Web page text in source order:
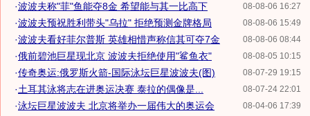
08-08-06 16:27
·波波夫称"菲"鱼能夺8金 希望能与其一比高下
08-08-06 15:49
·波波夫预祝胜利带头"乌拉" 拒绝预测金牌格局
08-08-06 08:44
·波波夫看好菲尔普斯 英雄相惜声称信其可夺7金
08-08-05 10:15
·俄前碧池巨星现北京 波波夫拒绝使用"鲨鱼衣"
08-07-29 19:15
·传奇奥运:俄罗斯火箭-国际泳坛巨星波波夫(图)
08-07-24 22:01
·土耳其泳将志在进奥运决赛 泰拉的偶像是...
08-04-06 17:39
·泳坛巨星波波夫 北京将举办一届伟大的奥运会